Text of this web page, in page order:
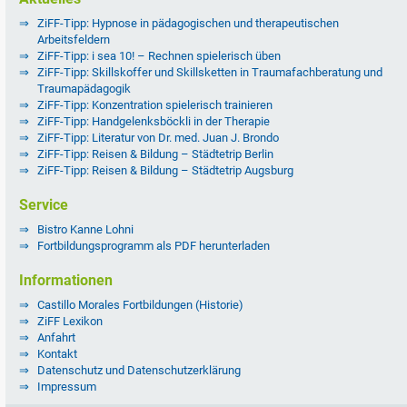
ZiFF-Tipp: Hypnose in pädagogischen und therapeutischen
Arbeitsfeldern
ZiFF-Tipp: i sea 10! – Rechnen spielerisch üben
ZiFF-Tipp: Skillskoffer und Skillsketten in Traumafachberatung und
Traumapädagogik
ZiFF-Tipp: Konzentration spielerisch trainieren
ZiFF-Tipp: Handgelenksböckli in der Therapie
ZiFF-Tipp: Literatur von Dr. med. Juan J. Brondo
ZiFF-Tipp: Reisen & Bildung – Städtetrip Berlin
ZiFF-Tipp: Reisen & Bildung – Städtetrip Augsburg
Service
Bistro Kanne Lohni
Fortbildungsprogramm als PDF herunterladen
Informationen
Castillo Morales Fortbildungen (Historie)
ZiFF Lexikon
Anfahrt
Kontakt
Datenschutz und Datenschutzerklärung
Impressum